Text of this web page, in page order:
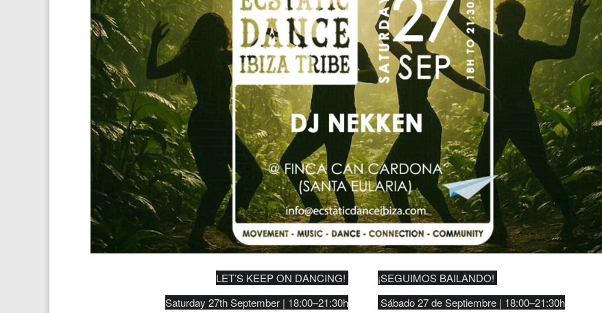
LET’S KEEP ON DANCING!
Saturday 27th September | 18:00–21:30h
¡SEGUIMOS BAILANDO!
Sábado 27 de Septiembre | 18:00–21:30h